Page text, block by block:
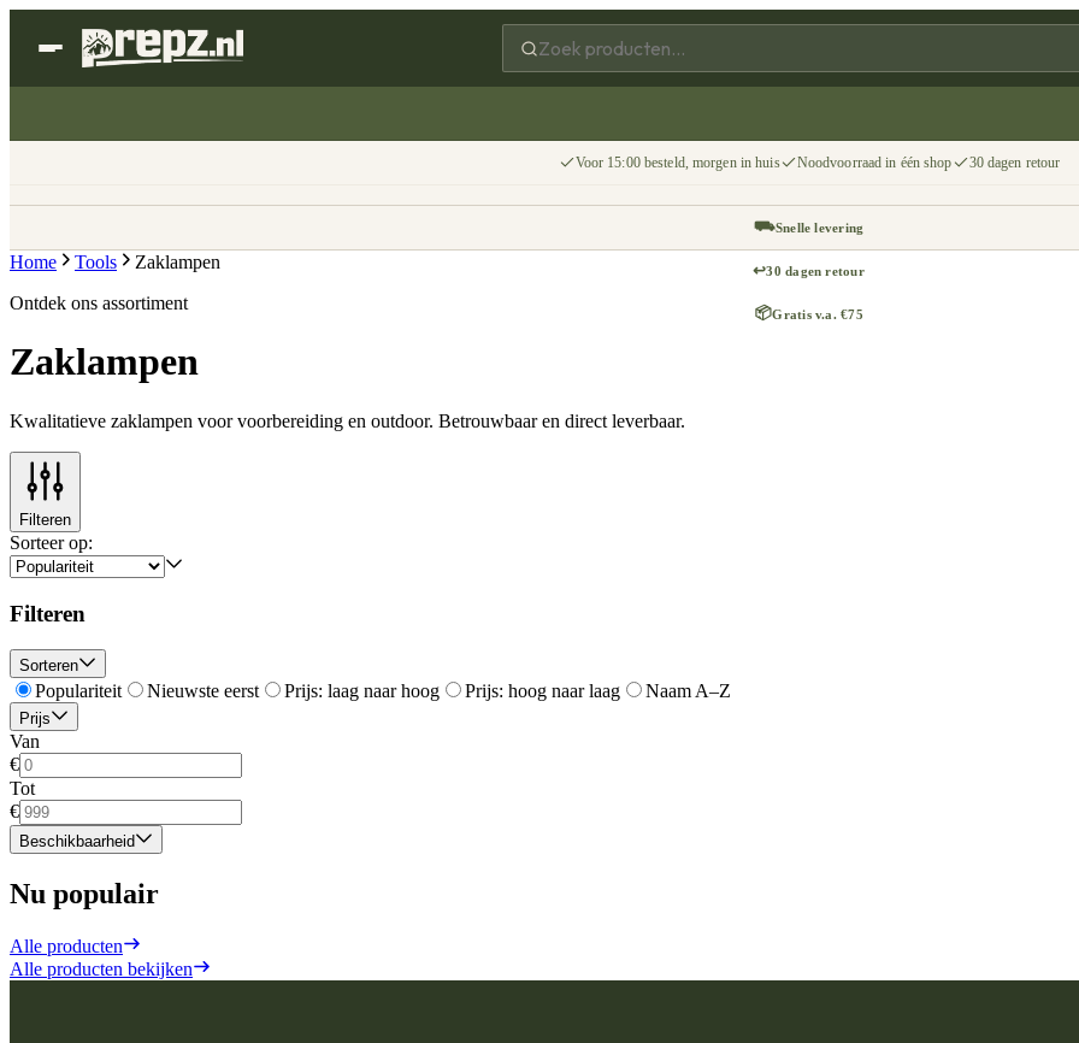
Voor 15:00 besteld, morgen in huis Noodvoorraad in één shop 30 dagen retour
⛟Snelle levering
↩30 dagen retour
📦Gratis v.a. €75
Home Tools
Zaklampen
Ontdek ons assortiment
Zaklampen
Kwalitatieve zaklampen voor voorbereiding en outdoor. Betrouwbaar en direct leverbaar.
Filteren
Sorteer op:
Filteren
Sorteren
Populariteit Nieuwste eerst Prijs: laag naar hoog Prijs: hoog naar laag Naam A–Z
Prijs
Van
€
Tot
€
Beschikbaarheid
Nu populair
Alle producten
Alle producten bekijken